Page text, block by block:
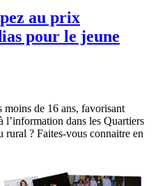
au prix
pour le jeune
de 16 ans, favorisant
l’information dans les Quartiers
? Faites-vous connaitre en